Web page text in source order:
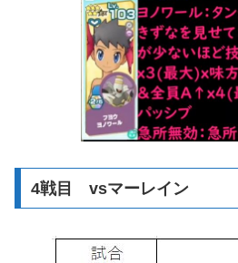
4戦目 vsマーレイン